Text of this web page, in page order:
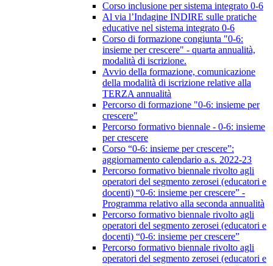
Corso inclusione per sistema integrato 0-6
Al via l’Indagine INDIRE sulle pratiche
educative nel sistema integrato 0-6
Corso di formazione congiunta "0-6:
insieme per crescere" - quarta annualità,
modalità di iscrizione.
Avvio della formazione, comunicazione
della modalità di iscrizione relative alla
TERZA annualità
Percorso di formazione "0-6: insieme per
crescere"
Percorso formativo biennale - 0-6: insieme
per crescere
Corso “0-6: insieme per crescere”:
aggiornamento calendario a.s. 2022-23
Percorso formativo biennale rivolto agli
operatori del segmento zerosei (educatori e
docenti) “0-6: insieme per crescere” -
Programma relativo alla seconda annualità
Percorso formativo biennale rivolto agli
operatori del segmento zerosei (educatori e
docenti) “0-6: insieme per crescere”
Percorso formativo biennale rivolto agli
operatori del segmento zerosei (educatori e